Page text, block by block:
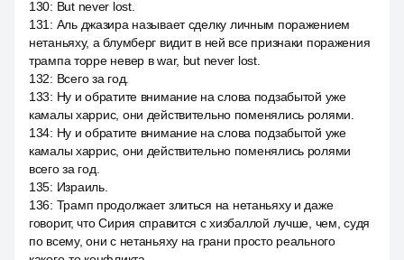
130: But never lost.
131 : Аль джазира называет сделку личным поражением
нетаньяху, а блумберг видит в ней все признаки поражения
трампа торре невер в war, but never lost.
132: Всего за год.
133: Ну и обратите внимание на слова подзабытой уже
камалы харрис, они действительно поменялись ролями.
134: Ну и обратите внимание на слова подзабытой уже
камалы харрис, они действительно поменялись ролями
всего за год.
135: Израиль.
136: Трамп продолжает злиться на нетаньяху и даже
говорит, что Сирия справится с хизбаллой лучше, чем, судя
по всему, они с нетаньяху на грани просто реального